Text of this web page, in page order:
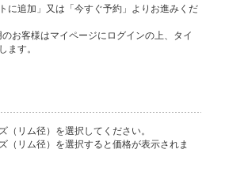
に追加」又は「今すぐ予約」よりお進みくだ
お客様はマイページにログインの上、タイ
ます。
（リム径）を選択してください。
（リム径）を選択すると価格が表示されま